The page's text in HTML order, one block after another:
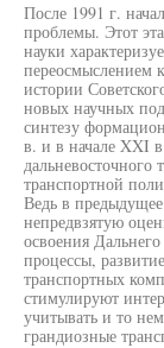
После 1991 г.
проблемы. Этот
науки
переосмыслением
истории
новых научных
синтезу
в. и в начале XXI
дальневосточного
транспортной
Ведь в
непредвзятую
освоения
процессы,
транспортных
стимулируют
учитывать и то
грандиозные